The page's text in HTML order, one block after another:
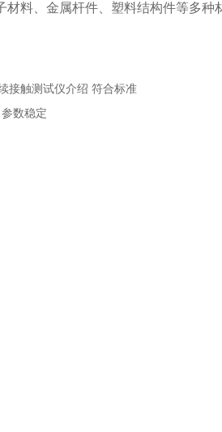
料、金属杆件、塑料结构件等多种
接触测试仪介绍 符合标准
数稳定